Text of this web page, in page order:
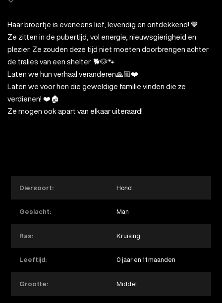
Haar broertje is eveneens lief, levendig en ontdekkend! 💙
Ze zitten in de pubertijd, vol energie, nieuwsgierigheid en
plezier. Ze zouden deze tijd niet moeten doorbrengen achter
de tralies van een shelter. 🐕🐶🐾
Laten we hun verhaal veranderen🙏🏼❤️
Laten we voor hen die geweldige familie vinden die ze
verdienen! ❤️🏠
Ze mogen ook apart van elkaar uiteraard!
Diersoort: Hond
Geslacht: Man
Ras: Kruising
Leeftijd: 0 jaar en 11 maanden
Grootte: Middel